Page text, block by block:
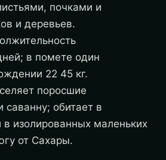
почками и
и деревьев.
в помете один
22 45 кг.
поросшие
саванну; обитает в
изолированных маленьких
от Сахары.